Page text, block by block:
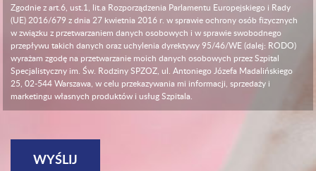
Zgodnie z art.6, ust.1, lit.a Rozporządzenia Parlamentu Europejskiego i Rady
(UE) 2016/679 z dnia 27 kwietnia 2016 r. w sprawie ochrony osób fizycznych
w związku z przetwarzaniem danych osobowych i w sprawie swobodnego
przepływu takich danych oraz uchylenia dyrektywy 95/46/WE (dalej: RODO)
wyrażam zgodę na przetwarzanie moich danych osobowych przez Szpital
Specjalistyczny im. Św. Rodziny SPZOZ, ul. Antoniego Józefa Madalińskiego
25, 02-544 Warszawa, w celu przekazywania mi informacji, sprzedaży i
marketingu własnych produktów i usług Szpitala.